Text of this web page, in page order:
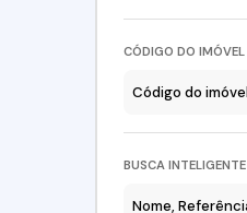
CÓDIGO DO IMÓVEL
BUSCA INTELIGENTE